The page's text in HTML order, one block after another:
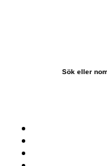
Sök eller